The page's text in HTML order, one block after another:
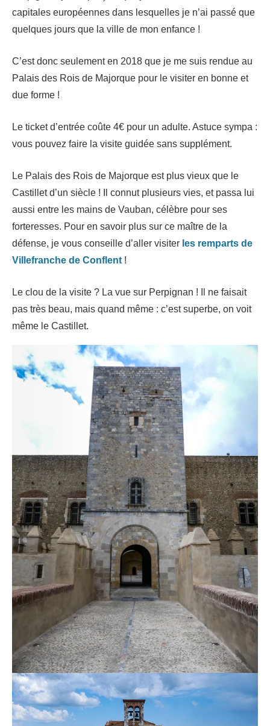
capitales européennes dans lesquelles je n’ai passé que
quelques jours que la ville de mon enfance !
C’est donc seulement en 2018 que je me suis rendue au
Palais des Rois de Majorque pour le visiter en bonne et
due forme !
Le ticket d’entrée coûte 4€ pour un adulte. Astuce sympa :
vous pouvez faire la visite guidée sans supplément.
Le Palais des Rois de Majorque est plus vieux que le
Castillet d’un siècle ! Il connut plusieurs vies, et passa lui
aussi entre les mains de Vauban, célèbre pour ses
forteresses. Pour en savoir plus sur ce maître de la
défense, je vous conseille d’aller visiter les remparts de
Villefranche de Conflent !
Le clou de la visite ? La vue sur Perpignan ! Il ne faisait
pas très beau, mais quand même : c’est superbe, on voit
même le Castillet.